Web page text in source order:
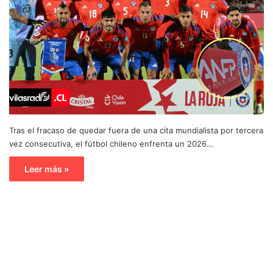
Tras el fracaso de quedar fuera de una cita mundialista por tercera
vez consecutiva, el fútbol chileno enfrenta un 2026…
Leer más »